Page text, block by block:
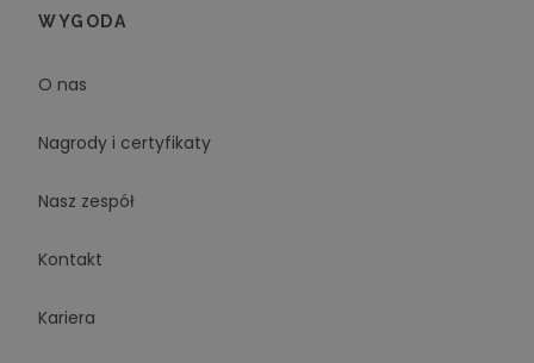
WYGODA
O nas
Nagrody i certyfikaty
Nasz zespół
Kontakt
Kariera